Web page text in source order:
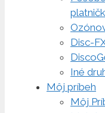
Disc-
Iné
Môj príbeh
Môj